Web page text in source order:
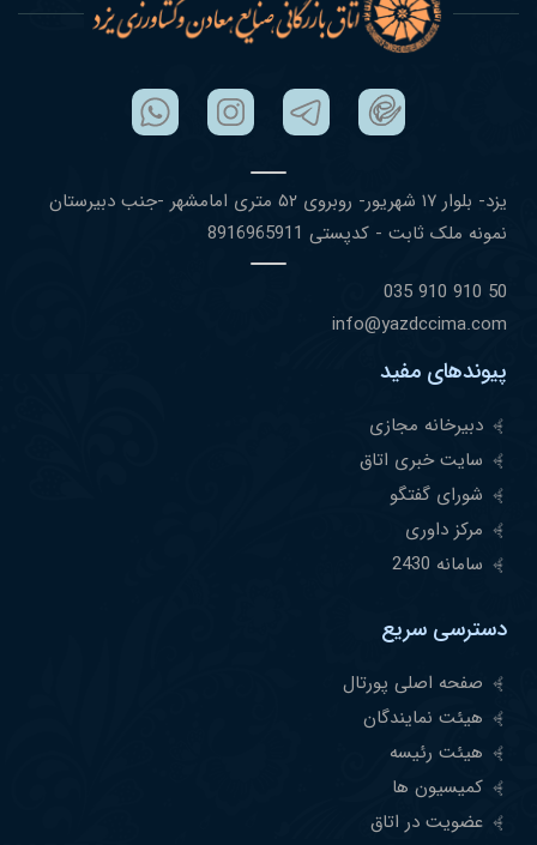
یزد- بلوار ١٧ شهریور- روبروی ۵٢ متری امامشهر -جنب دبیرستان
نمونه ملک ثابت - کدپستی 8916965911
50 910 910 035
info@yazdccima.com
پیوندهای مفید
دبیرخانه مجازی
سایت خبری اتاق
شورای گفتگو
مرکز داوری
سامانه 2430
دسترسی سریع
صفحه اصلی پورتال
هیئت نمایندگان
هیئت رئیسه
کمیسیون ها
عضویت در اتاق